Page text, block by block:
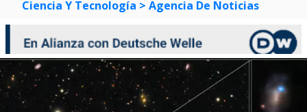
Ciencia Y Tecnología > Agencia De Noticias